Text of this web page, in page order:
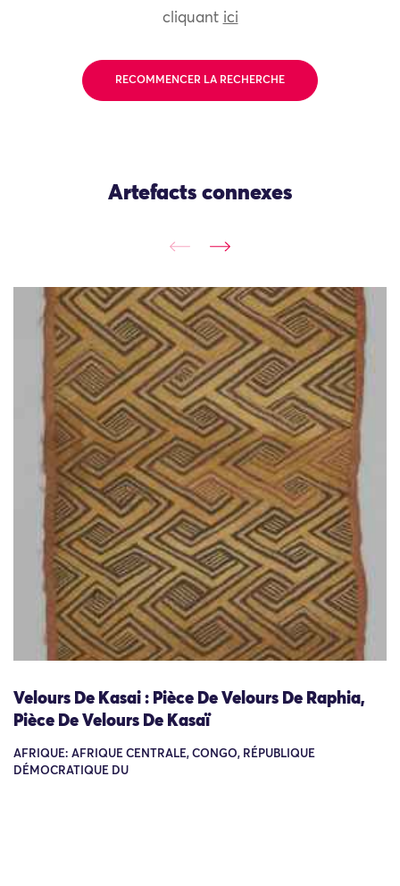
cliquant ici
RECOMMENCER LA RECHERCHE
Artefacts connexes
Velours De Kasai : Pièce De Velours De Raphia,
Pièce De Velours De Kasaï
AFRIQUE: AFRIQUE CENTRALE, CONGO, RÉPUBLIQUE
DÉMOCRATIQUE DU